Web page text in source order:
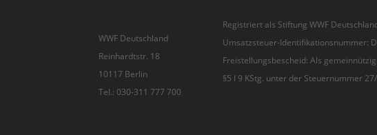
WWF Deutschland
Reinhardtstr. 18
10117 Berlin
Tel.: 030-311 777 700
Registriert als Stiftung WWF
Umsatzsteuer-Identifikationsnummer:
Freistellungsbescheid: Als
§5 I 9 KStg. unter der Steuernummer